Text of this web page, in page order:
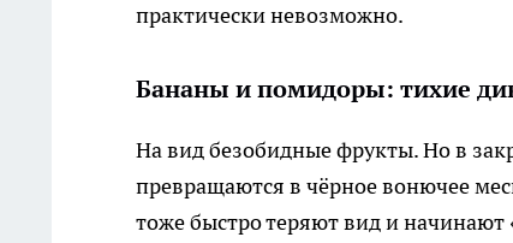
практически невозможно.
Бананы и помидоры: тихие
На вид безобидные фрукты. Но в
превращаются в чёрное вонючее
тоже быстро теряют вид и